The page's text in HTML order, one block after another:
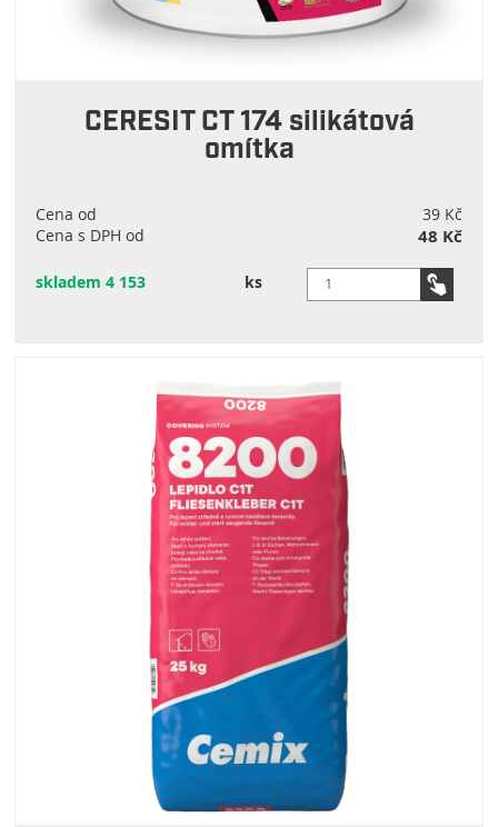
CERESIT CT 174 silikátová
omítka
Cena od
39 Kč
Cena s DPH od
48 Kč
skladem 4 153 ks